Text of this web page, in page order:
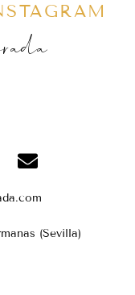
(Sevilla)